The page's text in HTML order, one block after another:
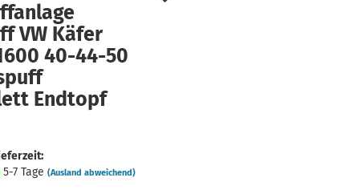
VW Käfer
40-44-50
Endtopf
5-7 Tage (Ausland abweichend)